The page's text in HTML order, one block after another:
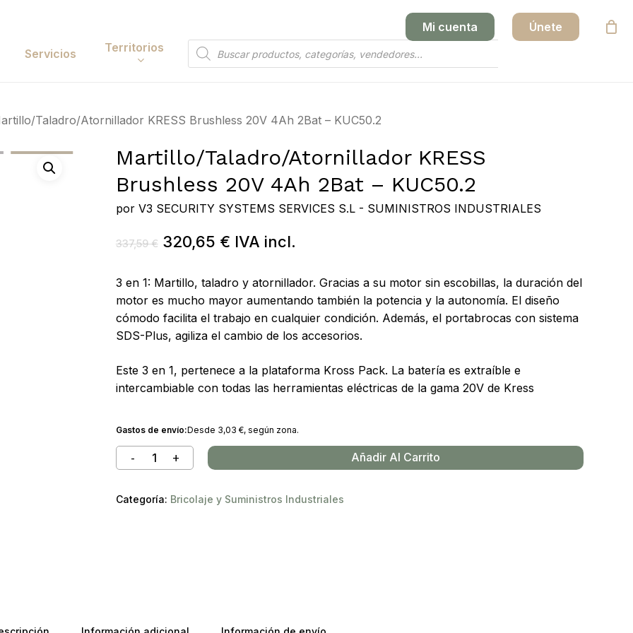
search or ESC to close
Accesorios
Papelería y
Electrónica y
Tecnología
Hogar
Bricolaje y Suministros
Servicios Territorios
Búsqueda
Mi cuenta Únete Close
Taladro/Atornillador KRESS Brushless 20V 4Ah 2Bat – KUC50.2
Martillo/Taladro/Atornillador KRESS
Brushless 20V 4Ah 2Bat – KUC50.2
por V3 SECURITY SYSTEMS SERVICES S.L - SUMINISTROS INDUSTRIALES
337,59€ El
original
era:
337,59 €.
320,65 €El
actual
es:
320,65 €.
IVA incl.
3 en 1: Martillo, taladro y atornillador. Gracias a su motor sin escobillas, la duración del
motor es mucho mayor aumentando también la potencia y la autonomía. El diseño
cómodo facilita el trabajo en cualquier condición. Además, el portabrocas con sistema
SDS-Plus, agiliza el cambio de los accesorios.
Este 3 en 1, pertenece a la plataforma Kross Pack. La batería es extraíble e
intercambiable con todas las herramientas eléctricas de la gama 20V de Kress
Gastos de envío:Desde 3,03 €, según zona.
Añadir Al Carrito
Categoría: Bricolaje y Suministros Industriales